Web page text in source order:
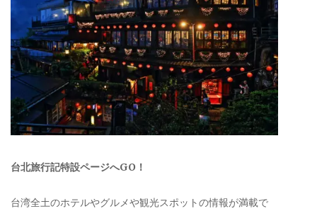
台北旅行記特設ページへGO！
台湾全土のホテルやグルメや観光スポットの情報が満載で